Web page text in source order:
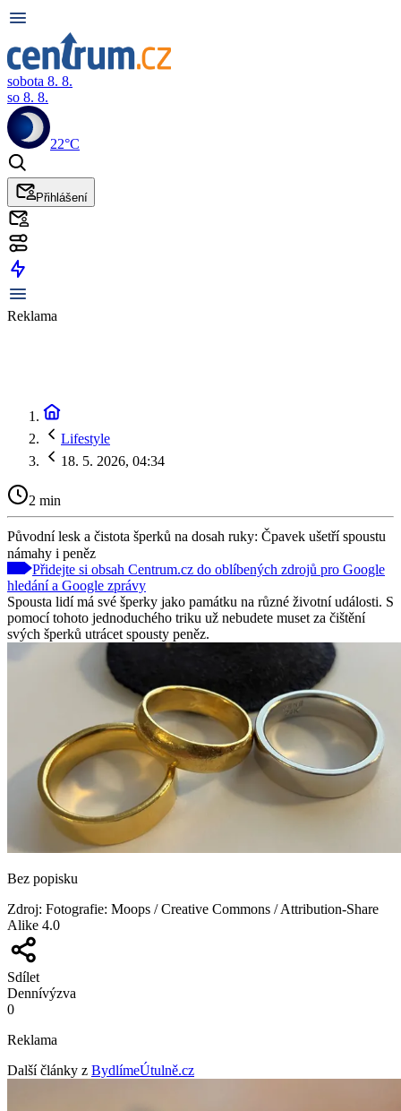
sobota 8. 8.
so 8. 8.
22°C
Přihlášení
Reklama
Lifestyle
18. 5. 2026, 04:34
2 min
Původní lesk a čistota šperků na dosah ruky: Čpavek ušetří spoustu
námahy i peněz
Přidejte si obsah Centrum.cz do oblíbených zdrojů pro Google
hledání a Google zprávy
Spousta lidí má své šperky jako památku na různé životní události. S
pomocí tohoto jednoduchého triku už nebudete muset za čištění
svých šperků utrácet spousty peněz.
Bez popisku
Zdroj: Fotografie: Moops / Creative Commons / Attribution-Share
Alike 4.0
Sdílet
Dennívýzva
0
Reklama
Další články z BydlímeÚtulně.cz